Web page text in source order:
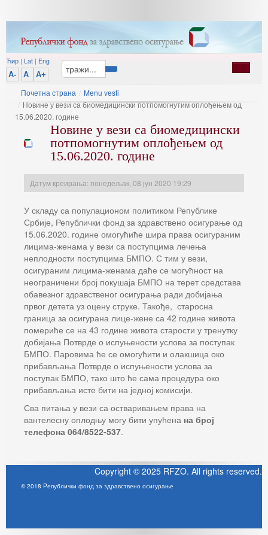
Ћир | Lat | Eng
A-
A A+
Почетна страна / Menu vesti
/ Новине у вези са биомедицински потпомогнутим оплођењем од
15.06.2020. године
Новине у вези са биомедицински
потпомогнутим оплођењем од
15.06.2020. године
Датум креирања: понедељак, 08 јун 2020 19:29
У складу са популационом политиком Републике
Србије, Републички фонд за здравствено осигурање од
15.06.2020. године омогућиће шира права осигураним
лицима-женама у вези са поступцима лечења
неплодности поступцима БМПО. С тим у вези,
осигураним лицима-женама даће се могућност на
неограничени број покушаја БМПО на терет средстава
обавезног здравственог осигурања ради добијања
првог детета уз оцену струке. Такође, старосна
граница за осигурана лице-жене са 42 године живота
помериће се на 43 године живота старости у тренутку
добијања Потврде о испуњености услова за поступак
БМПО. Паровима ће се омогућити и олакшица око
прибављања Потврде о испуњености услова за
поступак БМПО, тако што ће сама процедура око
прибављања исте бити на једној комисији.
Сва питања у вези са остваривањем права на
вантелесну оплодњу могу бити упућена на број
телефона 064/8522-537.
Copyright © 2025 RFZO. All rights reserved.
© 2018 Pепублички фонд за здравствено осигурање